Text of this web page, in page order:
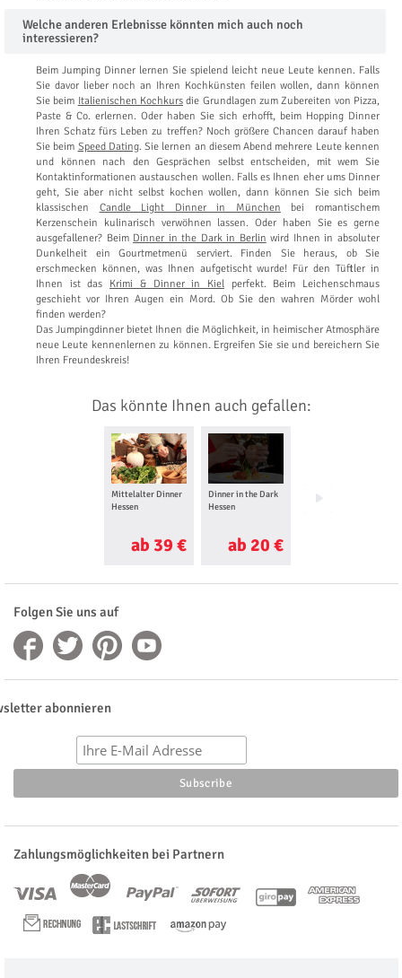
Welche anderen Erlebnisse könnten mich auch noch
interessieren?
Beim Jumping Dinner lernen Sie spielend leicht neue Leute kennen. Falls
Sie davor lieber noch an Ihren Kochkünsten feilen wollen, dann können
Sie beim Italienischen Kochkurs die Grundlagen zum Zubereiten von Pizza,
Paste & Co. erlernen. Oder haben Sie sich erhofft, beim Hopping Dinner
Ihren Schatz fürs Leben zu treffen? Noch größere Chancen darauf haben
Sie beim Speed Dating. Sie lernen an diesem Abend mehrere Leute kennen
und können nach den Gesprächen selbst entscheiden, mit wem Sie
Kontaktinformationen austauschen wollen. Falls es Ihnen eher ums Dinner
geht, Sie aber nicht selbst kochen wollen, dann können Sie sich beim
klassischen Candle Light Dinner in München bei romantischem
Kerzenschein kulinarisch verwöhnen lassen. Oder haben Sie es gerne
ausgefallener? Beim Dinner in the Dark in Berlin wird Ihnen in absoluter
Dunkelheit ein Gourtmetmenü serviert. Finden Sie heraus, ob Sie
erschmecken können, was Ihnen aufgetischt wurde! Für den Tüftler in
Ihnen ist das Krimi & Dinner in Kielperfekt. Beim Leichenschmaus
geschieht vor Ihren Augen ein Mord. Ob Sie den wahren Mörder wohl
finden werden?
Das Jumpingdinner bietet Ihnen die Möglichkeit, in heimischer Atmosphäre
neue Leute kennenlernen zu können. Ergreifen Sie sie und bereichern Sie
Ihren Freundeskreis!
Das könnte Ihnen auch gefallen:
Mittelalter Dinner
Hessen
ab 39 €
Dinner in the Dark
Hessen
ab 20 €
Show Dinner
Folgen Sie uns auf
abonnieren
Zahlungsmöglichkeiten bei Partnern